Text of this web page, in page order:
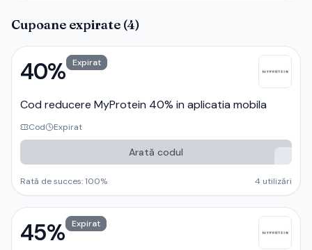
Cupoane expirate (4)
40% Expirat
Cod reducere MyProtein 40% in aplicatia mobila
Cod Expirat
Arată codul
Rată de succes:100% 4 utilizări
45% Expirat